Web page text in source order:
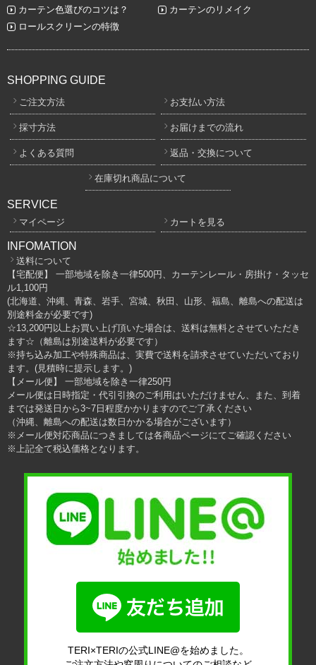
カーテン色選びのコツは？
カーテンのリメイク
ロールスクリーンの特徴
SHOPPING GUIDE
ご注文方法 お支払い方法
採寸方法 お届けまでの流れ
よくある質問 返品・交換について
在庫切れ商品について
SERVICE
マイページ カートを見る
INFOMATION
送料について
【宅配便】 一部地域を除き一律500円、カーテンレール・房掛け・タッセ
ル1,100円
(北海道、沖縄、青森、岩手、宮城、秋田、山形、福島、離島への配送は
別途料金が必要です)
☆13,200円以上お買い上げ頂いた場合は、送料は無料とさせていただき
ます☆（離島は別途送料が必要です）
※持ち込み加工や特殊商品は、実費で送料を請求させていただいており
ます。(見積時に提示します。)
【メール便】 一部地域を除き一律250円
メール便は日時指定・代引引換のご利用はいただけません、また、到着
までは発送日から3~7日程度かかりますのでご了承ください
（沖縄、離島への配送は数日かかる場合がございます）
※メール便対応商品につきましては各商品ページにてご確認ください
※上記全て税込価格となります。
TERI×TERIの公式LINE@を始めました。